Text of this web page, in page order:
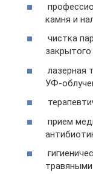
камня и
чистка
лазерная
УФ-
прием